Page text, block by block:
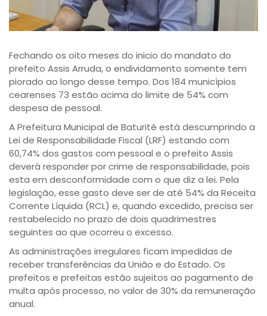
Fechando os oito meses do inicio do mandato do
prefeito Assis Arruda, o endividamento somente tem
piorado ao longo desse tempo. Dos 184 municípios
cearenses 73 estão acima do limite de 54% com
despesa de pessoal.
A Prefeitura Municipal de Baturité está descumprindo a
Lei de Responsabilidade Fiscal (LRF) estando com
60,74% dos gastos com pessoal e o prefeito Assis
deverá responder por crime de responsabilidade, pois
esta em desconformidade com o que diz a lei. Pela
legislação, esse gasto deve ser de até 54% da Receita
Corrente Líquida (RCL) e, quando excedido, precisa ser
restabelecido no prazo de dois quadrimestres
seguintes ao que ocorreu o excesso.
As administrações irregulares ficam impedidas de
receber transferências da União e do Estado. Os
prefeitos e prefeitas estão sujeitos ao pagamento de
multa após processo, no valor de 30% da remuneração
anual.